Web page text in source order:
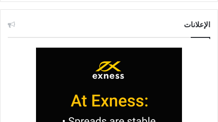
الإعلانات